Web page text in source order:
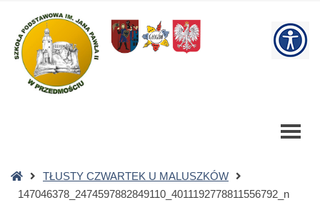
Szkoła
Podstawowa
Strona
główna
TŁUSTY CZWARTEK U MALUSZKÓW
147046378_2474597882849110_4011192778811556792_n